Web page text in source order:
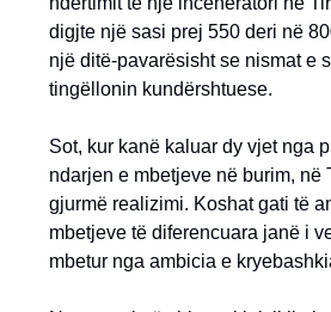
digjte një sasi prej 550 deri në
një ditë-pavarësisht se nismat e
tingëllonin kundërshtuese.
Sot, kur kanë kaluar dy vjet nga
ndarjen e mbetjeve në burim, në
gjurmë realizimi. Koshat gati të
mbetjeve të diferencuara janë i
mbetur nga ambicia e